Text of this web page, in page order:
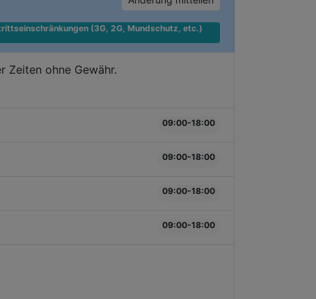
(3G, 2G, Mundschutz, etc.)
Zeiten ohne Gewähr.
09:00-18:00
09:00-18:00
09:00-18:00
09:00-18:00